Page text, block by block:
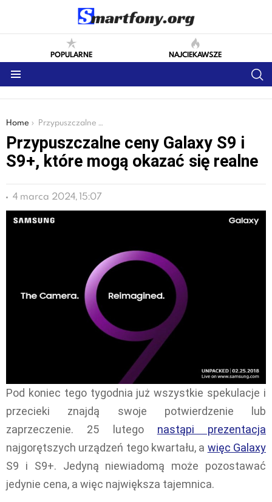
POPULARNE NAJCIEKAWSZE
You are here:
Home Przypuszczalne ceny Galaxy S9 i S9+, które mogą okazać się realne
Przypuszczalne ceny Galaxy S9 i
S9+, które mogą okazać się realne
4 marca 2024, 15:07
Pod koniec tego tygodnia już wszystkie spekulacje i
przecieki znajdą swoje potwierdzenie lub
zaprzeczenie. 25 lutego nastąpi prezentacja
najgorętszych urządzeń tego kwartału, a więc Galaxy
S9 i S9+. Jedyną niewiadomą może pozostawać
jedynie cena, a więc największa tajemnica.